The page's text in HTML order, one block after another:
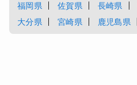
福岡県
佐賀県 長崎県
大分県
宮崎県 鹿児島県